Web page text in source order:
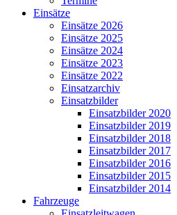
Einsätze
Einsätze 2026
Einsätze 2025
Einsätze 2024
Einsätze 2023
Einsätze 2022
Einsatzarchiv
Einsatzbilder
Einsatzbilder 2020
Einsatzbilder 2019
Einsatzbilder 2018
Einsatzbilder 2017
Einsatzbilder 2016
Einsatzbilder 2015
Einsatzbilder 2014
Fahrzeuge